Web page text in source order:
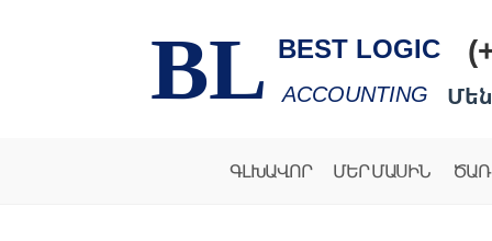
BL BEST LOGIC
ACCOUNTING
ԳԼԽԱՎՈՐ ՄԵՐ ՄԱՍԻՆ